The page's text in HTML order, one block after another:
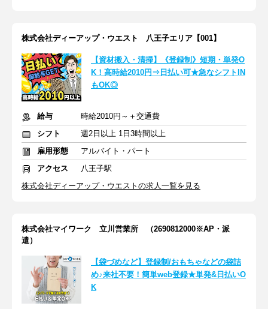
株式会社ディーアップ・ウエスト 八王子エリア【001】
【資材搬入・清掃】《登録制》短期・単発O
K！高時給2010円⇒日払い可★急なシフトIN
もOK◎
給与
時給2010円～＋交通費
シフト
週2日以上 1日3時間以上
雇用形態
アルバイト・パート
アクセス
八王子駅
株式会社ディーアップ・ウエストの求人一覧を見る
株式会社マイワーク 立川営業所 （2690812000※AP・派
遣）
【袋づめなど】登録制/おもちゃなどの袋詰
め♪来社不要！簡単web登録★単発&日払いO
K